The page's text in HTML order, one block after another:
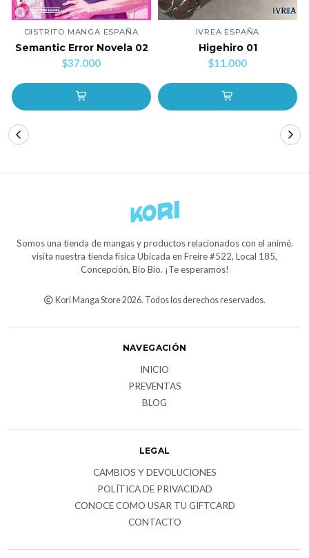
DISTRITO MANGA ESPAÑA
Semantic Error Novela 02
$37.000
IVREA ESPAÑA
Higehiro 01
$11.000
Somos una tienda de mangas y productos relacionados con el animé.
visita nuestra tienda física Ubicada en Freire #522, Local 185,
Concepción, Bío Bío. ¡Te esperamos!
Kori Manga Store 2026. Todos los derechos reservados.
NAVEGACIÓN
INICIO
PREVENTAS
BLOG
LEGAL
CAMBIOS Y DEVOLUCIONES
POLÍTICA DE PRIVACIDAD
CONOCE COMO USAR TU GIFTCARD
CONTACTO